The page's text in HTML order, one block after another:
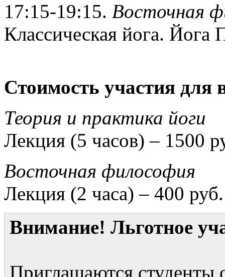
17:15-19:15. Восточная
Классическая йога.
Стоимость участия для
Теория и практика йоги
Лекция (5 часов) – 1500
Восточная философия
Лекция (2 часа) – 400 руб.
Внимание! Льготное
Приглашаются студенты